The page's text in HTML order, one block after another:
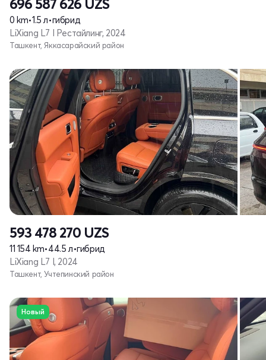
696 587 626 UZS
0 km•1.5 л•гибрид
LiXiang L7 I Рестайлинг, 2024
Ташкент, Яккасарайский район
593 478 270 UZS
11 154 km•44.5 л•гибрид
LiXiang L7 I, 2024
Ташкент, Учтепинский район
Новый